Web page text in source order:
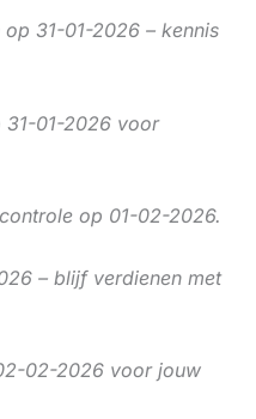
31-01-2026 – kennis
01-2026 voor
op 01-02-2026.
– blijf verdienen met
02-2026 voor jouw